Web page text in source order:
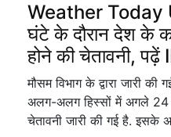
Weather
घंटे के दौरान देश के कई
होने की चेतावनी, पढ़ें
मौसम विभाग के द्वारा जारी की
अलग-अलग हिस्सों में अगले 24
चेतावनी जारी की गई है. इसके